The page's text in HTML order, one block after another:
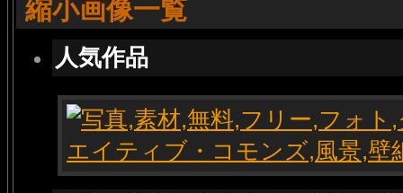
縮小画像一覧
人気作品